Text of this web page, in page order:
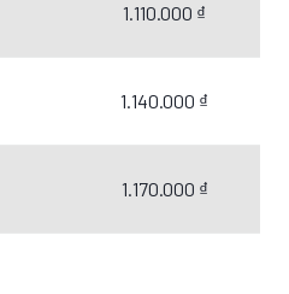
1.110.000 ₫
1.140.000 ₫
1.170.000 ₫